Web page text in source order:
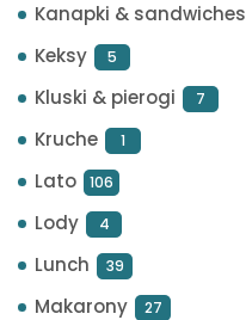
Kanapki & sandwiches
Keksy 5
Kluski & pierogi 7
Kruche 1
Lato 106
Lody 4
Lunch 39
Makarony 27